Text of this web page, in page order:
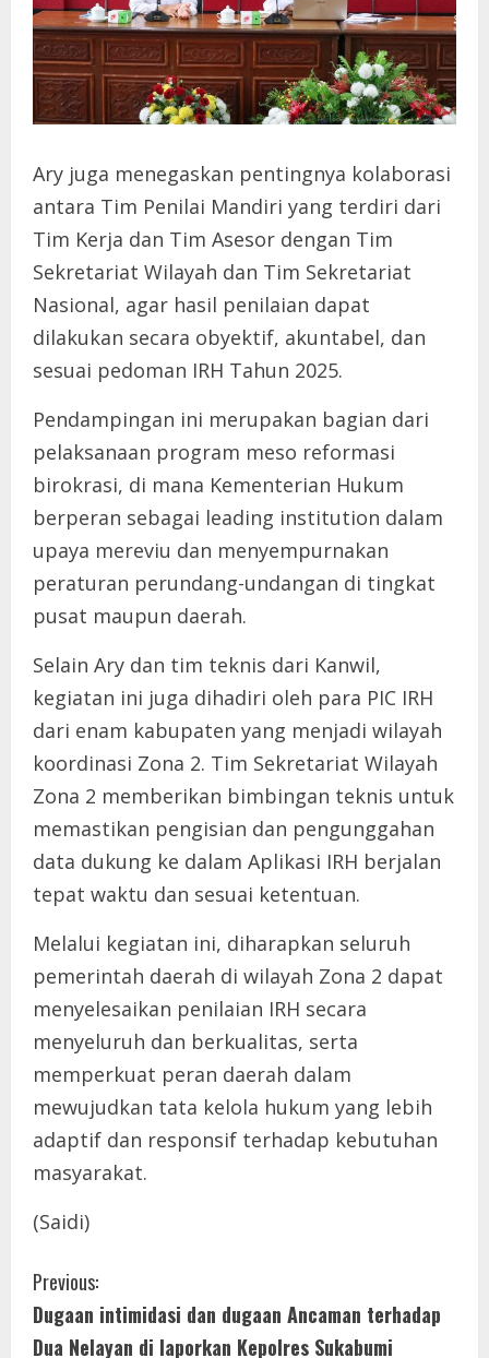
Ary juga menegaskan pentingnya kolaborasi
antara Tim Penilai Mandiri yang terdiri dari
Tim Kerja dan Tim Asesor dengan Tim
Sekretariat Wilayah dan Tim Sekretariat
Nasional, agar hasil penilaian dapat
dilakukan secara obyektif, akuntabel, dan
sesuai pedoman IRH Tahun 2025.
Pendampingan ini merupakan bagian dari
pelaksanaan program meso reformasi
birokrasi, di mana Kementerian Hukum
berperan sebagai leading institution dalam
upaya mereviu dan menyempurnakan
peraturan perundang-undangan di tingkat
pusat maupun daerah.
Selain Ary dan tim teknis dari Kanwil,
kegiatan ini juga dihadiri oleh para PIC IRH
dari enam kabupaten yang menjadi wilayah
koordinasi Zona 2. Tim Sekretariat Wilayah
Zona 2 memberikan bimbingan teknis untuk
memastikan pengisian dan pengunggahan
data dukung ke dalam Aplikasi IRH berjalan
tepat waktu dan sesuai ketentuan.
Melalui kegiatan ini, diharapkan seluruh
pemerintah daerah di wilayah Zona 2 dapat
menyelesaikan penilaian IRH secara
menyeluruh dan berkualitas, serta
memperkuat peran daerah dalam
mewujudkan tata kelola hukum yang lebih
adaptif dan responsif terhadap kebutuhan
masyarakat.
(Saidi)
C
o
Previous:
Dugaan intimidasi dan dugaan Ancaman terhadap
Dua Nelayan di laporkan Kepolres Sukabumi